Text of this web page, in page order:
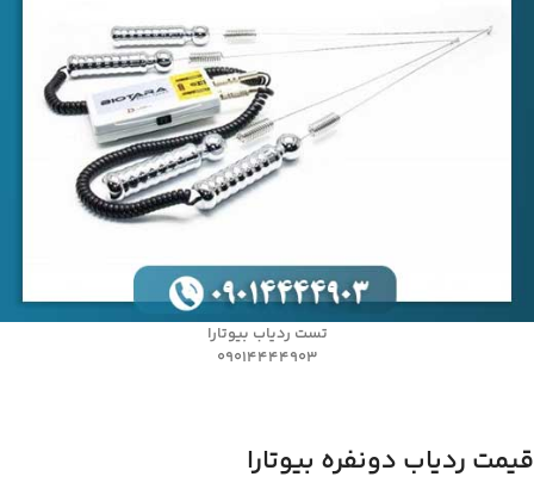
تست ردیاب بیوتارا
09014444903
قیمت ردیاب دونفره بیوتارا